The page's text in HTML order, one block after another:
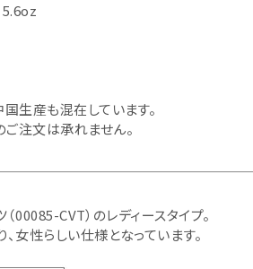
生産も混在しています。
注文は承れません。
00085-CVT）のレディースタイプ。
、女性らしい仕様となっています。